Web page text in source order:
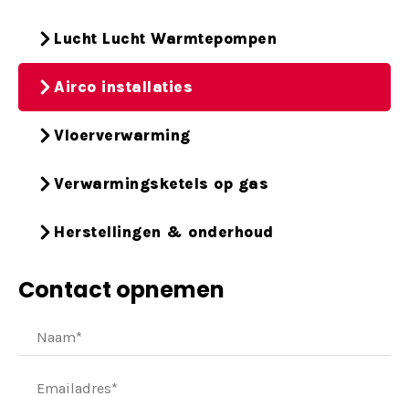
Lucht Lucht Warmtepompen
Airco installaties
Vloerverwarming
Verwarmingsketels op gas
Herstellingen & onderhoud
Contact opnemen